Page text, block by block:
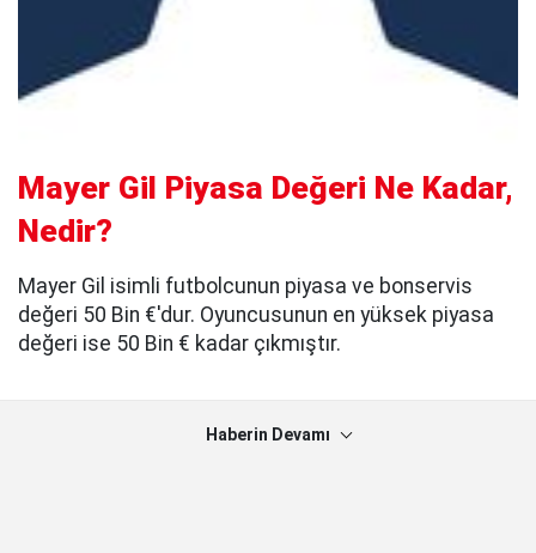
Mayer Gil Piyasa Değeri Ne Kadar,
Nedir?
Mayer Gil isimli futbolcunun piyasa ve bonservis
değeri 50 Bin €'dur. Oyuncusunun en yüksek piyasa
değeri ise 50 Bin € kadar çıkmıştır.
Haberin Devamı